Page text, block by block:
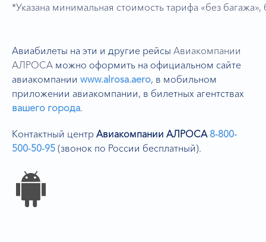
*Указана минимальная стоимость тарифа «без
Авиабилеты на эти и другие рейсы Авиакомпании
АЛРОСА можно оформить на официальном сайте
авиакомпании www.alrosa.aero, в мобильном
приложении авиакомпании, в билетных агентствах
вашего города.
Контактный центр Авиакомпании АЛРОСА 8-800-
500-50-95 (звонок по России бесплатный).